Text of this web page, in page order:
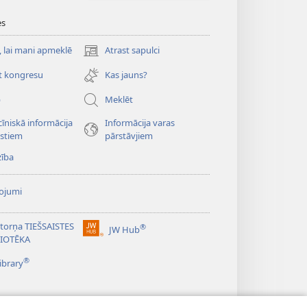
lai mani apmeklē Atrast sapulci
(opens
new
window)
kongresu
Kas jauns?
Meklēt
informācija
Informācija varas
pārstāvjiem
TIEŠSAISTES
JW Hub®
(opens
®